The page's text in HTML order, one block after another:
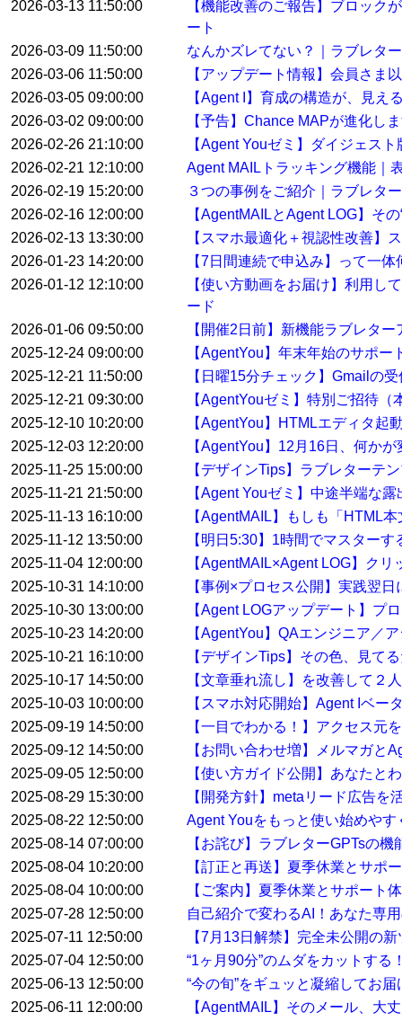
2026-03-13 11:50:00
【機能改善のご報告】ブロック
ート
2026-03-09 11:50:00
なんかズレてない？｜ラブレタ
2026-03-06 11:50:00
【アップデート情報】会員さま
2026-03-05 09:00:00
【Agent I】育成の構造が、見え
2026-03-02 09:00:00
【予告】Chance MAPが進化し
2026-02-26 21:10:00
【Agent Youゼミ】ダイジェス
2026-02-21 12:10:00
Agent MAILトラッキング機能｜
2026-02-19 15:20:00
３つの事例をご紹介｜ラブレタ
2026-02-16 12:00:00
【AgentMAILとAgent LOG】そ
2026-02-13 13:30:00
【スマホ最適化＋視認性改善】
2026-01-23 14:20:00
【7日間連続で申込み】って一
2026-01-12 12:10:00
【使い方動画をお届け】利用し
ード
2026-01-06 09:50:00
【開催2日前】新機能ラブレタ
2025-12-24 09:00:00
【AgentYou】年末年始のサポー
2025-12-21 11:50:00
【日曜15分チェック】Gmailの
2025-12-21 09:30:00
【AgentYouゼミ】特別ご招待
2025-12-10 10:20:00
【AgentYou】HTMLエディタ起
2025-12-03 12:20:00
【AgentYou】12月16日、何か
2025-11-25 15:00:00
【デザインTips】ラブレターテ
2025-11-21 21:50:00
【Agent Youゼミ】中途半端な
2025-11-13 16:10:00
【AgentMAIL】もしも「HTML
2025-11-12 13:50:00
【明日5:30】1時間でマスター
2025-11-04 12:00:00
【AgentMAIL×Agent LOG】ク
2025-10-31 14:10:00
【事例×プロセス公開】実践翌
2025-10-30 13:00:00
【Agent LOGアップデート】プ
2025-10-23 14:20:00
【AgentYou】QAエンジニア／
2025-10-21 16:10:00
【デザインTips】その色、見て
2025-10-17 14:50:00
【文章垂れ流し】を改善して２
2025-10-03 10:00:00
【スマホ対応開始】Agent Iベー
2025-09-19 14:50:00
【一目でわかる！】アクセス元
2025-09-12 14:50:00
【お問い合わせ増】メルマガと
2025-09-05 12:50:00
【使い方ガイド公開】あなたと
2025-08-29 15:30:00
【開発方針】metaリード広告を
2025-08-22 12:50:00
Agent Youをもっと使い始めや
2025-08-14 07:00:00
【お詫び】ラブレターGPTsの
2025-08-04 10:20:00
【訂正と再送】夏季休業とサポ
2025-08-04 10:00:00
【ご案内】夏季休業とサポート
2025-07-28 12:50:00
自己紹介で変わるAI！あなた専
2025-07-11 12:50:00
【7月13日解禁】完全未公開の
2025-07-04 12:50:00
“1ヶ月90分”のムダをカットす
2025-06-13 12:50:00
“今の旬”をギュッと凝縮してお
2025-06-11 12:00:00
【AgentMAIL】そのメール、大